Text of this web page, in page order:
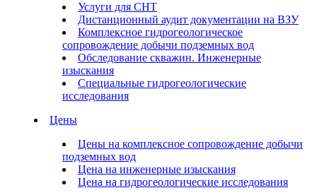
Услуги для СНТ
Дистанционный аудит документации на ВЗУ
Комплексное гидрогеологическое
сопровождение добычи подземных вод
Обследование скважин. Инженерные
изыскания
Специальные гидрогеологические
исследования
Цены
Цены на комплексное сопровождение добычи
подземных вод
Цена на инженерные изыскания
Цена на гидрогеологические исследования